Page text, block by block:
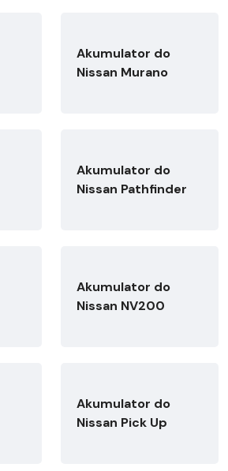
Akumulator do
Nissan Murano
Akumulator do
Nissan Pathfinder
Akumulator do
Nissan NV200
Akumulator do
Nissan Pick Up